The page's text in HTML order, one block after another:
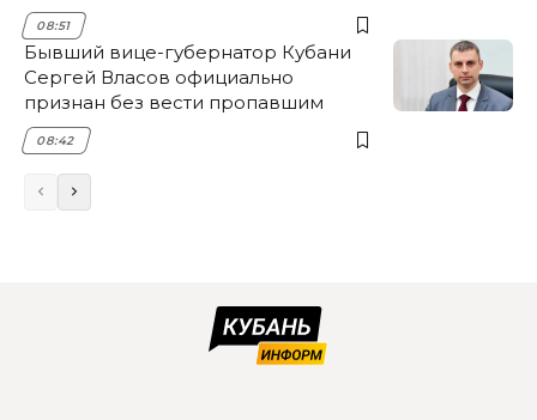
08:51
Бывший вице-губернатор Кубани
Сергей Власов официально
признан без вести пропавшим
08:42